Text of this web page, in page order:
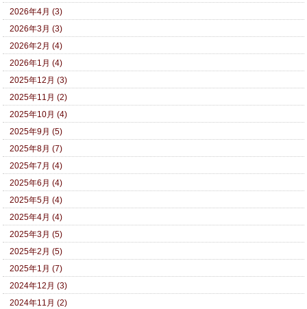
2026年4月 (3)
2026年3月 (3)
2026年2月 (4)
2026年1月 (4)
2025年12月 (3)
2025年11月 (2)
2025年10月 (4)
2025年9月 (5)
2025年8月 (7)
2025年7月 (4)
2025年6月 (4)
2025年5月 (4)
2025年4月 (4)
2025年3月 (5)
2025年2月 (5)
2025年1月 (7)
2024年12月 (3)
2024年11月 (2)